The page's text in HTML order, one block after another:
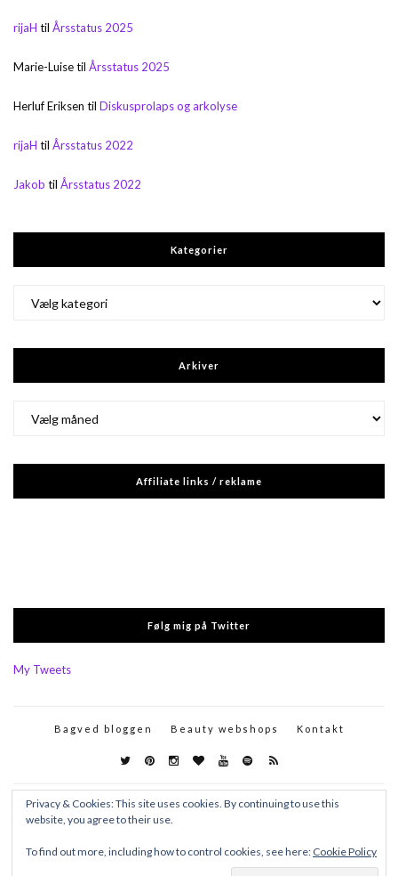
rijaH til Årsstatus 2025
Marie-Luisetil Årsstatus 2025
Herluf Eriksen til Diskusprolaps og arkolyse
rijaH til Årsstatus 2022
Jakob til Årsstatus 2022
Kategorier
Arkiver
Affiliate links / reklame
Følg mig på Twitter
My Tweets
Bagved bloggen Beauty webshops Kontakt
Privacy & Cookies: This site uses cookies. By continuing to use this
website, you agree to their use.
To find out more, including how to control cookies, see here: Cookie Policy